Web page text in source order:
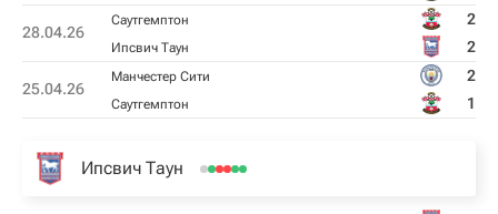
28.04.26
Саутгемптон 2
Ипсвич Таун 2
25.04.26
Манчестер Сити 2
Саутгемптон 1
Ипсвич Таун